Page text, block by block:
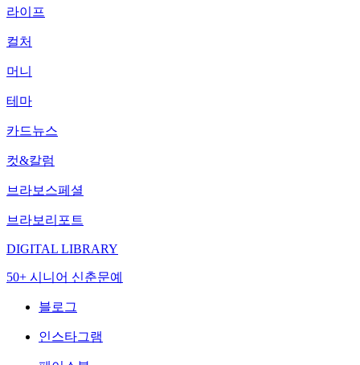
라이프
컬처
머니
테마
카드뉴스
컷&칼럼
브라보스페셜
브라보리포트
DIGITAL LIBRARY
50+ 시니어 신춘문예
블로그
인스타그램